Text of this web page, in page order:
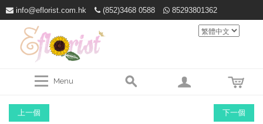
info@eflorist.com.hk (852)3468 0588 85293801362
Menu
上一個 下一個